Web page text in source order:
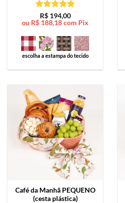
Avaliação5
de 5
R$194,00
ou R$ 188,18com Pix
escolha a estampa do tecido
Café da Manhã PEQUENO
(cesta plástica)